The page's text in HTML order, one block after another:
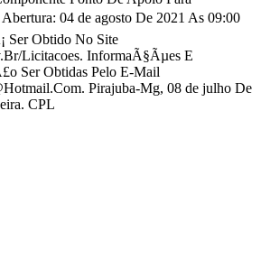
Abertura: 04 de agosto De 2021 As 09:00
Ser Obtido No Site
Licitacoes. InformaÃ§Ãµes E
Ser Obtidas Pelo E-Mail
Pirajuba-Mg, 08 de julho De
CPL